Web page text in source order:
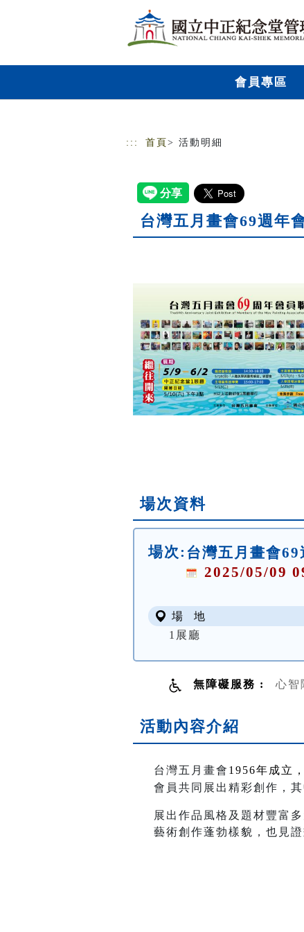
會員專區
::: 首頁 > 活動明細
台灣五月畫會69週年
場次資料
場次: 台灣五月畫會69
2025/05/09
場 地
1展廳
無障礙服務 : 心智
活動內容介紹
台灣五月畫會 1956年成立，
會員共同展出精彩創作，
展出作品風格及題材豐富
藝術創作蓬勃樣貌，也見